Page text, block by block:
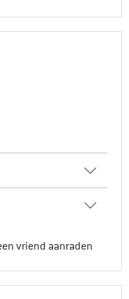
vriend aanraden